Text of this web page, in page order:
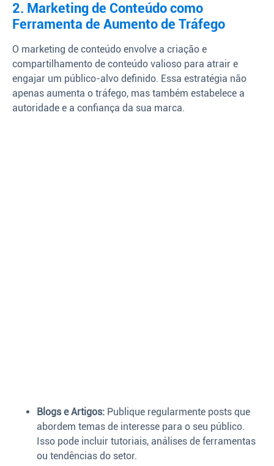
2. Marketing de Conteúdo como
Ferramenta de Aumento de Tráfego
O marketing de conteúdo envolve a criação e
compartilhamento de conteúdo valioso para atrair e
engajar um público-alvo definido. Essa estratégia não
apenas aumenta o tráfego, mas também estabelece a
autoridade e a confiança da sua marca.
Blogs e Artigos: Publique regularmente posts que
abordem temas de interesse para o seu público.
Isso pode incluir tutoriais, análises de ferramentas
ou tendências do setor.